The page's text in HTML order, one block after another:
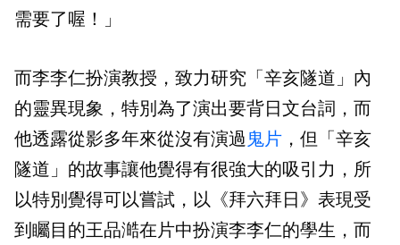
需要了喔！」
而李李仁扮演教授，致力研究「辛亥隧道」內
的靈異現象，特別為了演出要背日文台詞，而
他透露從影多年來從沒有演過 鬼片 ，但「辛亥
隧道」的故事讓他覺得有很強大的吸引力，所
以特別覺得可以嘗試，以《拜六拜日》表現受
到矚目的王品澔在片中扮演李李仁的學生，而